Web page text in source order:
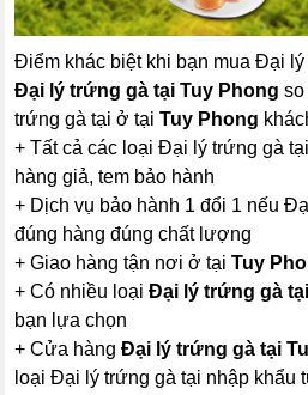
Điểm khác biệt khi bạn mua Đại
Đại lý trứng gà tại Tuy Phong
trứng gà tại ở tạiTuy Phong
+ Tất cả các loại Đại lý trứng gà
hàng giả, tem bảo hành
+ Dịch vụ bảo hành 1 đổi 1 nếu
đúng hàng đúng chất lượng
+ Giao hàng tận nơi ở tạiTuy
+ Có nhiều loạiĐại lý trứng gà tại
bạn lựa chọn
+ Cửa hàngĐại lý trứng gà tại
loại Đại lý trứng gà tại nhập khẩu